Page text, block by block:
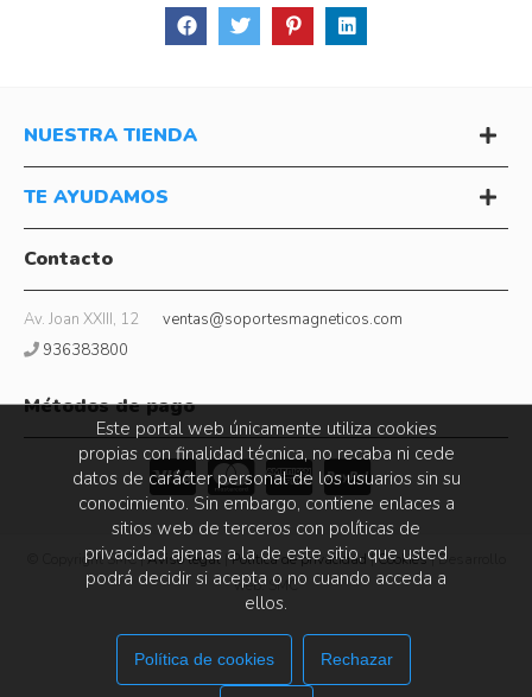
NUESTRA TIENDA
TE AYUDAMOS
Contacto
Av. Joan XXIII, 12
ventas@soportesmagneticos.com
936383800
Métodos de pago
© Copyright SMC |Aviso legal|Política de privacidad|Cookies| Desarrollo
web: SMC
Este portal web únicamente utiliza cookies
propias con finalidad técnica, no recaba ni cede
datos de carácter personal de los usuarios sin su
conocimiento. Sin embargo, contiene enlaces a
sitios web de terceros con políticas de
privacidad ajenas a la de este sitio, que usted
podrá decidir si acepta o no cuando acceda a
ellos.
Política de cookies Rechazar